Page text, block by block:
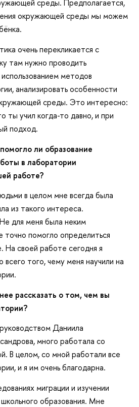
среды. Предполагается,
окружающей среды мы можем
очень перекликается с
там нужно проводить
методов
анализировать особенности
среды. Это интересно:
ты учил когда-то давно, и при
подход.
ли образование
в лаборатории
работе?
в целом мне всегда была
из такого интереса.
для меня была неким
помогло определиться
На своей работе сегодня я
того, чему меня научили на
рассказать о том, чем вы
Даниила
много работала со
В целом, со мной работали все
и я им очень благодарна.
миграции и изучении
образования. Мне